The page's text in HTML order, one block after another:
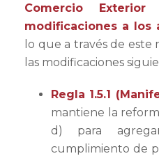
Comercio Exterior
modificaciones a los
lo que a través de este
las modificaciones
Regla 1.5.1
mantiene la
d) para
cumplimiento de